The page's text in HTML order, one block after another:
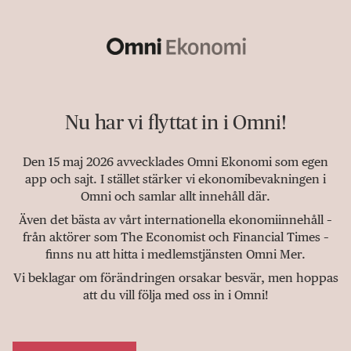
Nu har vi flyttat in i Omni!
Den 15 maj 2026 avvecklades Omni Ekonomi som egen
app och sajt. I stället stärker vi ekonomibevakningen i
Omni och samlar allt innehåll där.
Även det bästa av vårt internationella ekonomiinnehåll –
från aktörer som The Economist och Financial Times –
finns nu att hitta i medlemstjänsten Omni Mer.
Vi beklagar om förändringen orsakar besvär, men hoppas
att du vill följa med oss in i Omni!